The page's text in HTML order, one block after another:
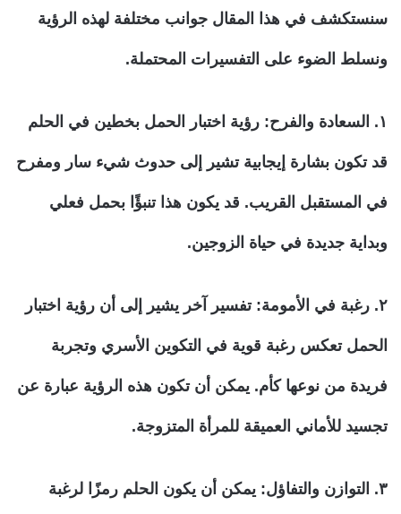
سنستكشف في هذا المقال جوانب مختلفة لهذه الرؤية
ونسلط الضوء على التفسيرات المحتملة.
١. السعادة والفرح: رؤية اختبار الحمل بخطين في الحلم
قد تكون بشارة إيجابية تشير إلى حدوث شيء سار ومفرح
في المستقبل القريب. قد يكون هذا تنبؤًا بحمل فعلي
وبداية جديدة في حياة الزوجين.
٢. رغبة في الأمومة: تفسير آخر يشير إلى أن رؤية اختبار
الحمل تعكس رغبة قوية في التكوين الأسري وتجربة
فريدة من نوعها كأم. يمكن أن تكون هذه الرؤية عبارة عن
تجسيد للأماني العميقة للمرأة المتزوجة.
٣. التوازن والتفاؤل: يمكن أن يكون الحلم رمزًا لرغبة